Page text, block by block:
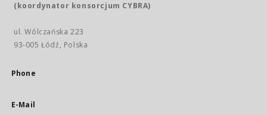
(koordynator konsorcjum CYBRA)
ul. Wólczańska 223
93-005 Łódź, Polska
Phone
E-Mail